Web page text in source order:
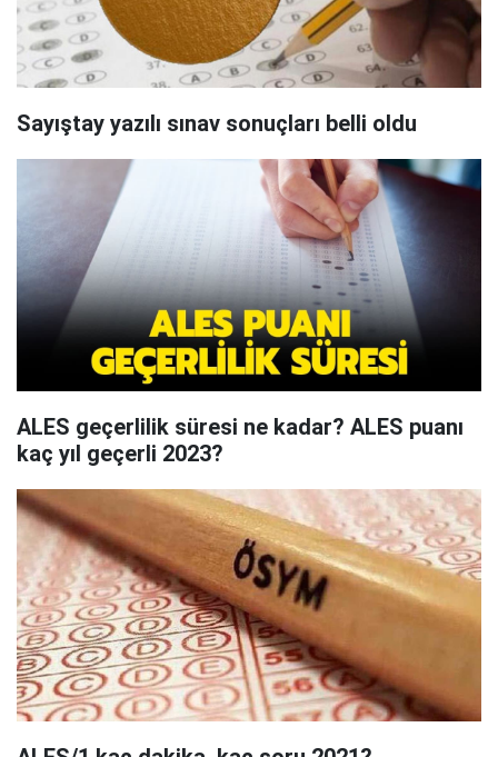
Sayıştay yazılı sınav sonuçları belli oldu
ALES geçerlilik süresi ne kadar? ALES puanı
kaç yıl geçerli 2023?